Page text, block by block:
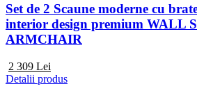
Set de 2 Scaune moderne cu
interior design premium WALL
ARMCHAIR
2 309 Lei
Detalii produs